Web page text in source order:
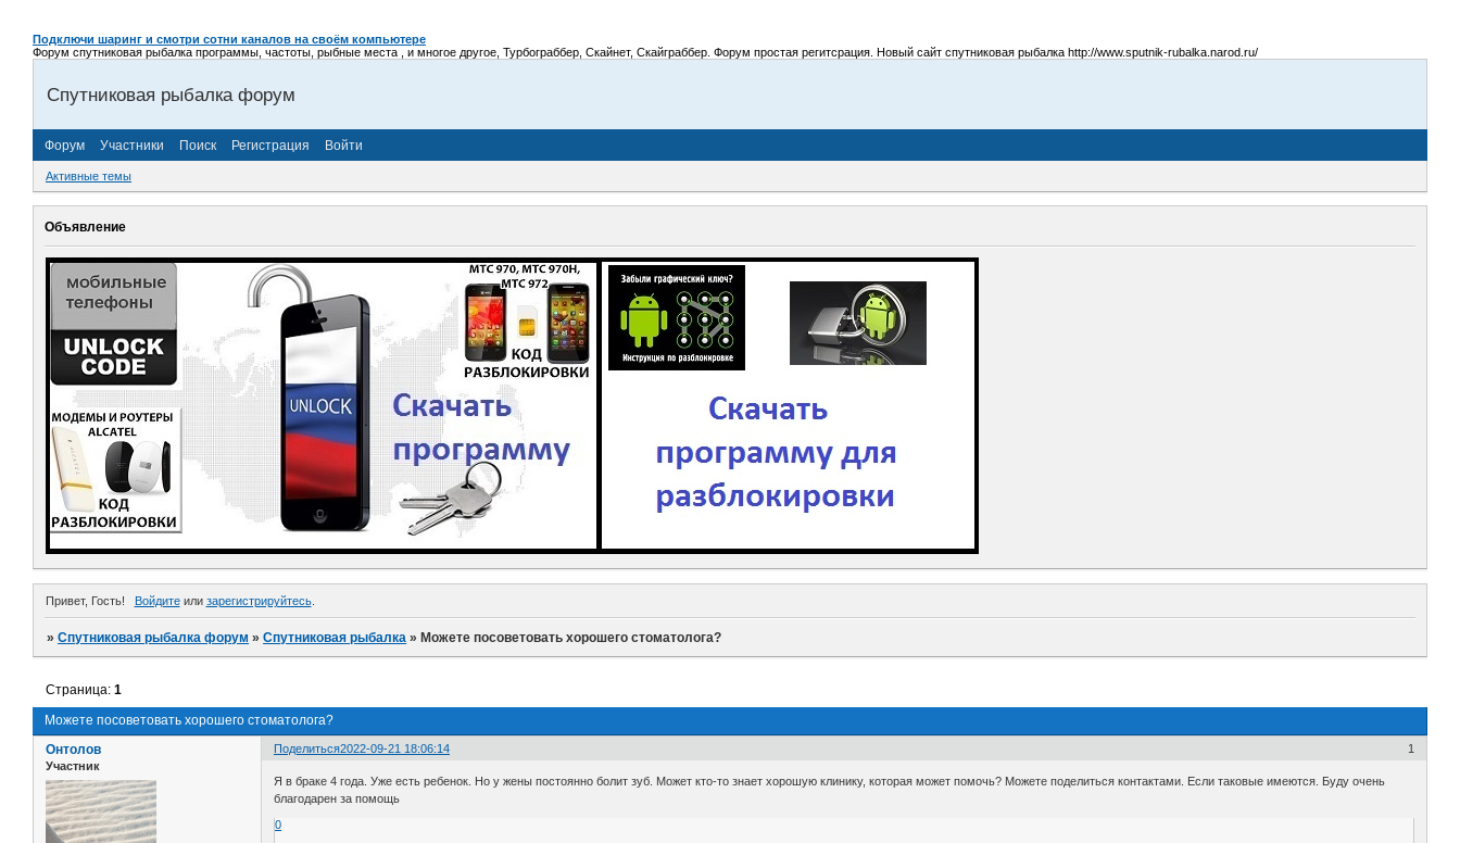
Подключи шаринг и смотри сотни каналов на своём компьютере
Форум спутниковая рыбалка программы, частоты, рыбные места , и многое другое, Турбограббер, Скайнет, Скайграббер. Форум простая регитсрация. Новый сайт спутниковая рыбалка http://www.sputnik-rubalka.narod.ru/
Спутниковая рыбалка форум
Форум Участники Поиск Регистрация Войти
Активные темы
Объявление
Привет, Гость! Войдитеили зарегистрируйтесь.
»Спутниковая рыбалка форум »Спутниковая рыбалка » Можете посоветовать хорошего стоматолога?
Можете посоветовать хорошего стоматолога?
Страница:1
Поделиться 1
2022-09-21 18:06:14
Онтолов
Участник
Я в браке 4 года. Уже есть ребенок. Но у жены постоянно болит зуб. Может кто-то знает хорошую клинику, которая может помочь? Можете поделиться контактами. Если таковые имеются. Буду очень
благодарен за помощь
0